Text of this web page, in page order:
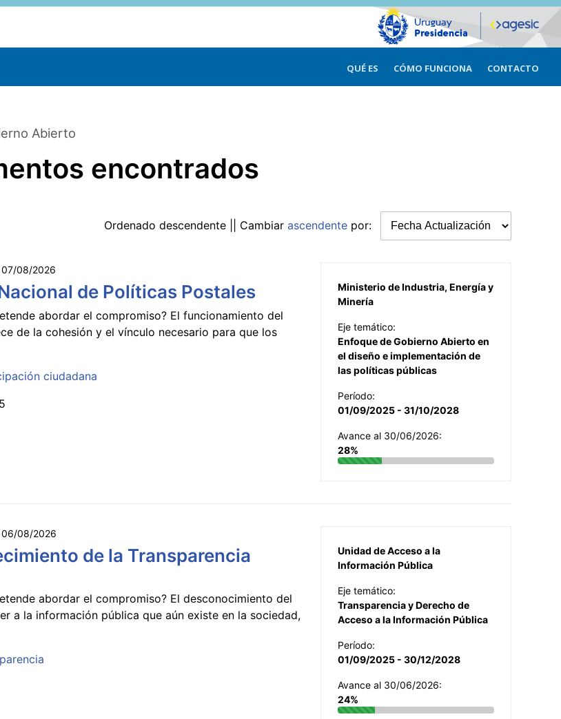
QUÉ ES CÓMO FUNCIONA CONTACTO
Abierto
encontrados
Ordenado descendente || Cambiar ascendente por:
07/08/2026
de Políticas Postales
abordar el compromiso? El funcionamiento del
de la cohesión y el vínculo necesario para que los
ciudadana
Ministerio de Industria, Energía y
Minería
Eje temático:
Enfoque de Gobierno Abierto en
el diseño e implementación de
las políticas públicas
Período:
01/09/2025 - 31/10/2028
Avance al 30/06/2026:
28%
06/08/2026
de la Transparencia
abordar el compromiso? El desconocimiento del
a la información pública que aún existe en la sociedad,
Unidad de Acceso a la
Información Pública
Eje temático:
Transparencia y Derecho de
Acceso a la Información Pública
Período:
01/09/2025 - 30/12/2028
Avance al 30/06/2026:
24%